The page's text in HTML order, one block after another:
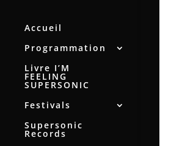
Accueil
Programmation
Livre I’M
FEELING
SUPERSONIC
Festivals
Supersonic
Records